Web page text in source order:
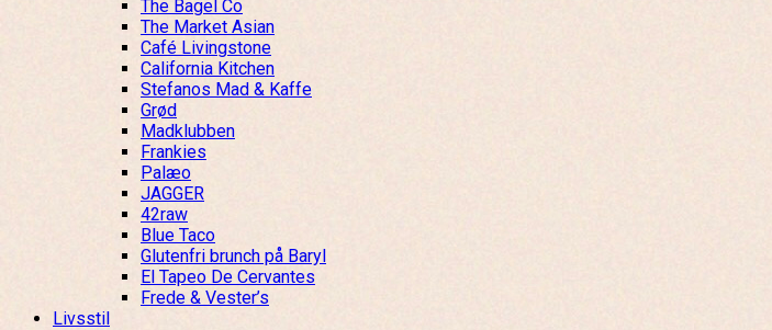
The Bagel Co
The Market Asian
Café Livingstone
California Kitchen
Stefanos Mad & Kaffe
Grød
Madklubben
Frankies
Palæo
JAGGER
42raw
Blue Taco
Glutenfri brunch på Baryl
El Tapeo De Cervantes
Frede & Vester’s
Livsstil